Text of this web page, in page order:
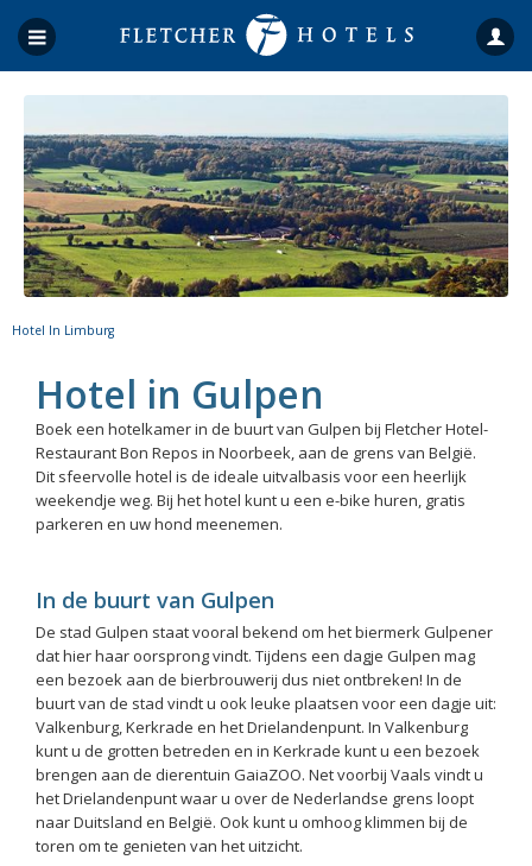
Hotel In Limburg
Hotel in Gulpen
Boek een hotelkamer in de buurt van Gulpen bij Fletcher Hotel-
Restaurant Bon Repos in Noorbeek, aan de grens van België.
Dit sfeervolle hotel is de ideale uitvalbasis voor een heerlijk
weekendje weg. Bij het hotel kunt u een e-bike huren, gratis
parkeren en uw hond meenemen.
In de buurt van Gulpen
De stad Gulpen staat vooral bekend om het biermerk Gulpener
dat hier haar oorsprong vindt. Tijdens een dagje Gulpen mag
een bezoek aan de bierbrouwerij dus niet ontbreken! In de
buurt van de stad vindt u ook leuke plaatsen voor een dagje uit:
Valkenburg, Kerkrade en het Drielandenpunt. In Valkenburg
kunt u de grotten betreden en in Kerkrade kunt u een bezoek
brengen aan de dierentuin GaiaZOO. Net voorbij Vaals vindt u
het Drielandenpunt waar u over de Nederlandse grens loopt
naar Duitsland en België. Ook kunt u omhoog klimmen bij de
toren om te genieten van het uitzicht.